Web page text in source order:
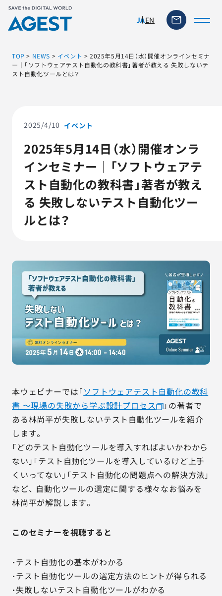
JAEN
脆弱性リスク管理ツール
TFACT (AIテストツール)
ニュース
AGESTの強み
事例紹介
品質コラム
会社情報
サービスお問い合わせ専用番号
03-6865-4864
（平日9:30〜18:00）
TOP > NEWS > イベント >2025年5月14日（水）開催オンラインセミナ
ー｜「ソフトウェアテスト自動化の教科書」著者が教える 失敗しないテ
スト自動化ツールとは？
2025/4/10 イベント
2025年5月14日（水）開催オンラ
インセミナー｜「ソフトウェアテ
スト自動化の教科書」著者が教え
る 失敗しないテスト自動化ツー
ルとは？
本ウェビナーでは「ソフトウェアテスト自動化の教科
書 〜現場の失敗から学ぶ設計プロセス
」の著者で
ある林尚平が失敗しないテスト自動化ツールを紹介
します。
「どのテスト自動化ツールを導入すればよいかわから
ない」「テスト自動化ツールを導入しているけど上手
くいってない」「テスト自動化の問題点への解決方法」
など、 自動化ツールの選定に関する様々なお悩みを
林尚平が解説します。
このセミナーを視聴すると
・テスト自動化の基本がわかる
・テスト自動化ツールの選定方法のヒントが得られる
・失敗しないテスト自動化ツールがわかる